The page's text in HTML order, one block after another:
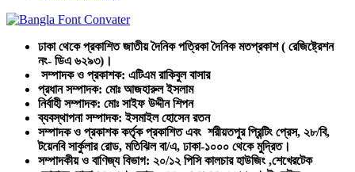
ঢাকা থেকে প্রকাশিত জাতীয় দৈনিক পত্রিকা দৈনিক মতপ্রকাশ ( রেজিষ্ট্রেশন
নং- ডিএ ৬২৯৩)।
সম্পাদক ও প্রকাশক: এটিএম রাকিবুল বাসার
প্রধান সম্পাদক: মোঃ আজহারুল ইসলাম
নির্বাহী সম্পাদক: মোঃ সাইফ উদ্দীন শিপন
ব্যবস্থাপনা সম্পাদক: ইসমাইল হোসেন রতন
সম্পাদক ও প্রকাশক কর্তৃক প্রকাশিত এবং শরীয়তপুর প্রিন্টিং প্রেস, ২৮/বি,
টয়েনবি সার্কুলার রোড, মতিঝিল বা/এ, ঢাকা-১০০০ থেকে মুদ্রিত।
সম্পাদকীয় ও বাণিজ্য বিভাগ: ২০/১২ পিসি কালচার হাউজিং ,শেখেরটেক